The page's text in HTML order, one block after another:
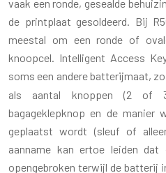
vaak een ronde, gesealde
de printplaat gesoldeerd. Bij
meestal om een ronde of
knoopcel. Intelligent Access
soms een andere batterijmaat,
als aantal knoppen (2 of
bagageklepknop en de manier
geplaatst wordt (sleuf of
aanname kan ertoe leiden dat
opengebroken terwijl de batterij